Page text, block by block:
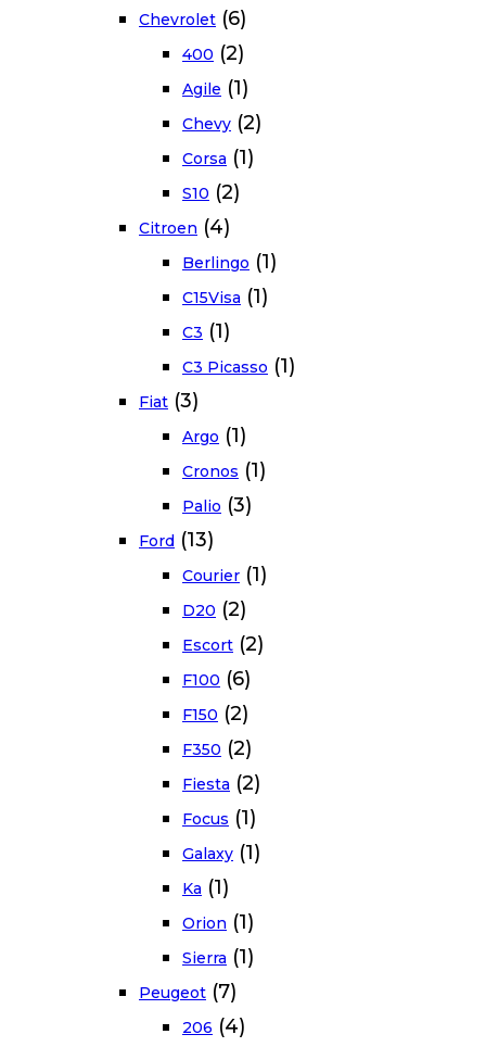
Chevrolet (6)
400 (2)
Agile (1)
Chevy (2)
Corsa (1)
S10 (2)
Citroen (4)
Berlingo (1)
C15Visa (1)
C3 (1)
C3 Picasso (1)
Fiat (3)
Argo (1)
Cronos (1)
Palio (3)
Ford (13)
Courier (1)
D20 (2)
Escort (2)
F100 (6)
F150 (2)
F350 (2)
Fiesta (2)
Focus (1)
Galaxy (1)
Ka (1)
Orion (1)
Sierra (1)
Peugeot (7)
206 (4)